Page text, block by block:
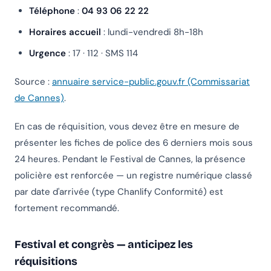
Téléphone : 04 93 06 22 22
Horaires accueil : lundi-vendredi 8h-18h
Urgence : 17 · 112 · SMS 114
Source : annuaire service-public.gouv.fr (Commissariat
de Cannes).
En cas de réquisition, vous devez être en mesure de
présenter les fiches de police des 6 derniers mois sous
24 heures. Pendant le Festival de Cannes, la présence
policière est renforcée — un registre numérique classé
par date d'arrivée (type Chanlify Conformité) est
fortement recommandé.
Festival et congrès — anticipez les
réquisitions